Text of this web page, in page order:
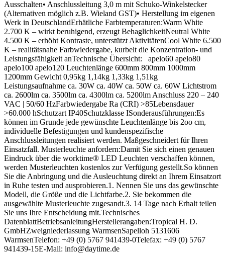
Ausschalten• Anschlussleitung 3,0 m mit Schuko-Winkelstecker
(Alternativen möglich z.B. Wieland GST)• Herstellung im eigenen
Werk in DeutschlandErhätliche Farbtemperaturen:Warm White
2.700 K – wirkt beruhigend, erzeugt BehaglichkeitNeutral White
4.500 K – erhöht Kontraste, unterstützt AktivitätenCool White 6.500
K – realitätsnahe Farbwiedergabe, kurbelt die Konzentration- und
Leistungsfähigkeit anTechnische Übersicht: apelo60 apelo80
apelo100 apelo120 Leuchtenlänge 600mm 800mm 1000mm
1200mm Gewicht 0,95kg 1,14kg 1,33kg 1,51kg
Leistungsaufnahme ca. 30W ca. 40W ca. 50W ca. 60W Lichtstrom
ca. 2600lm ca. 3500lm ca. 4300lm ca. 5200lm Anschluss 220 – 240
VAC | 50/60 HzFarbwiedergabe Ra (CRI) >85Lebensdauer
>60.000 hSchutzart IP40Schutzklasse ISonderausführungen:Es
können im Grunde jede gewünschte Leuchtenlänge bis 2oo cm,
individuelle Befestigungen und kundenspezifische
Anschlussleitungen realisiert werden. Maßgeschneidert für Ihren
Einsatzfall. Musterleuchte anfordern:Damit Sie sich einen genauen
Eindruck über die worktime® LED Leuchten verschaffen können,
werden Musterleuchten kostenlos zur Verfügung gestellt.So können
Sie die Anbringung und die Ausleuchtung direkt an Ihrem Einsatzort
in Ruhe testen und ausprobieren.1. Nennen Sie uns das gewünschte
Modell, die Größe und die Lichtfarbe.2. Sie bekommen die
ausgewählte Musterleuchte zugesandt.3. 14 Tage nach Erhalt teilen
Sie uns Ihre Entscheidung mit.Technisches
DatenblattBetriebsanleitungHerstellerangaben:Tropical H. D.
GmbHZweigniederlassung WarmsenSapelloh 5131606
WarmsenTelefon: +49 (0) 5767 941439-0Telefax: +49 (0) 5767
941439-15E-Mail: info@daytime.de